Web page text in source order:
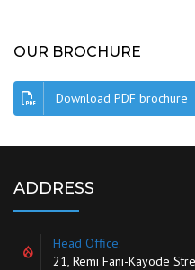
OUR BROCHURE
Download PDF brochure
ADDRESS
Head Office:
21, Remi Fani-Kayode